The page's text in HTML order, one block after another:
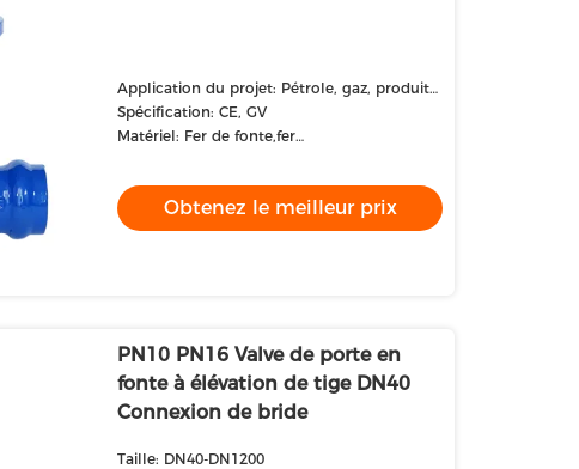
Application du projet: Pétrole, gaz, produits
chimiques, eau, vapeur
Spécification: CE, GV
Matériel: Fer de fonte,fer
Obtenez le meilleur prix
PN10 PN16 Valve de porte en
fonte à élévation de tige DN40
Connexion de bride
Taille: DN40-DN1200